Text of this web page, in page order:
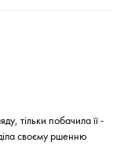
тільки побачила її -
своєму ршенню